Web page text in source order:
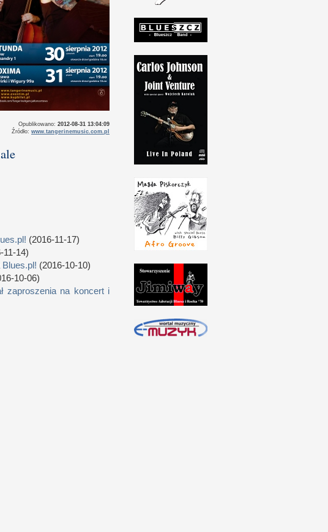
Opublikowano: 2012-08-31 13:04:09
Źródło: www.tangerinemusic.com.pl
(2016-11-17)
11-14)
(2016-10-10)
10-06)
zaproszenia na koncert i